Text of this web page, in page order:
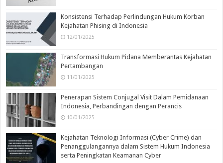
Konsistensi Terhadap Perlindungan Hukum Korban
Kejahatan Phising di Indonesia
12/01/2025
Transformasi Hukum Pidana Memberantas Kejahatan
Pertambangan
11/01/2025
Penerapan Sistem Conjugal Visit Dalam Pemidanaan
Indonesia, Perbandingan dengan Perancis
10/01/2025
Kejahatan Teknologi Informasi (Cyber Crime) dan
Penanggulangannya dalam Sistem Hukum Indonesia
serta Peningkatan Keamanan Cyber